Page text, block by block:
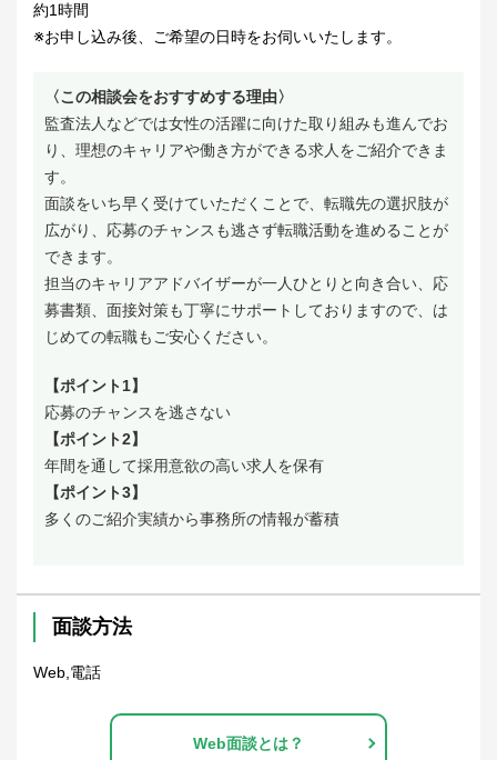
約1時間
※お申し込み後、ご希望の日時をお伺いいたします。
〈この相談会をおすすめする理由〉
監査法人などでは女性の活躍に向けた取り組みも進んでお
り、理想のキャリアや働き方ができる求人をご紹介できま
す。
面談をいち早く受けていただくことで、転職先の選択肢が
広がり、応募のチャンスも逃さず転職活動を進めることが
できます。
担当のキャリアアドバイザーが一人ひとりと向き合い、応
募書類、面接対策も丁寧にサポートしておりますので、は
じめての転職もご安心ください。
【ポイント1】
応募のチャンスを逃さない
【ポイント2】
年間を通して採用意欲の高い求人を保有
【ポイント3】
多くのご紹介実績から事務所の情報が蓄積
面談方法
Web,電話
Web面談とは？